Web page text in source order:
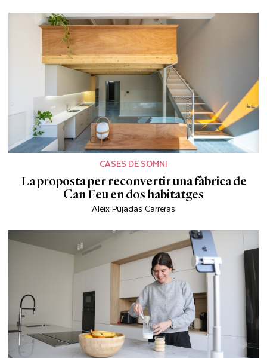
CASES DE SOMNI
La proposta per reconvertir una fàbrica de
Can Feu en dos habitatges
Aleix Pujadas Carreras